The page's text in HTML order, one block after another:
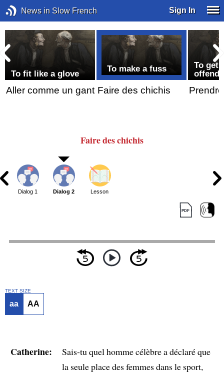
News in Slow French Sign In
To fit like a glove
Aller comme un gant
To make a fuss
Faire des chichis
To get
Fairedes chichis
Dialog 1 Dialog 2 Lesson
TEXT SIZE
aa AA
Catherine:
Sais-tu quel homme célèbre a déclaré que
la seule place des femmes dans le sport,